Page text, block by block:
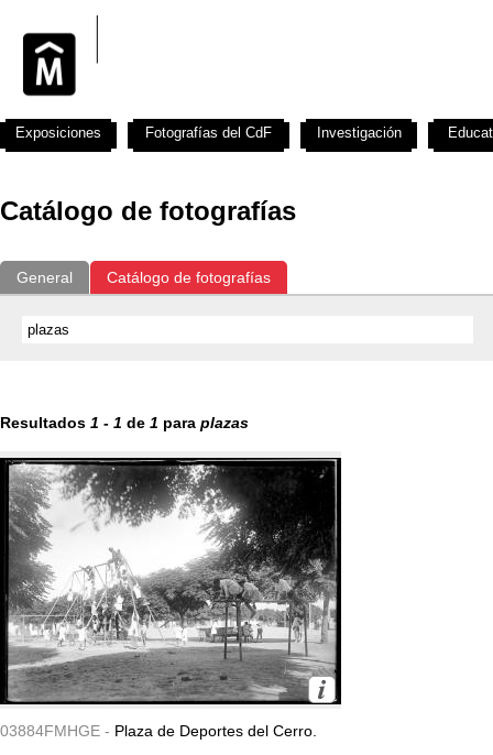
Catálogo de fotografías
General Catálogo de fotografías
Resultados 1 - 1 de 1 para plazas
03884FMHGE - Plaza de Deportes del Cerro.
Exposiciones Fotografías del CdF Investigación